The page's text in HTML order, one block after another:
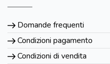
Domande frequenti
Condizioni pagamento
Condizioni di vendita